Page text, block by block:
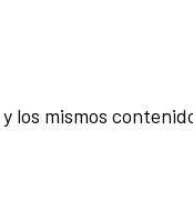
los mismos